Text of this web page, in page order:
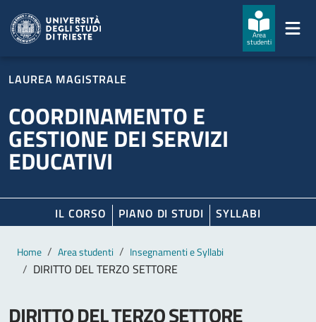
Area
studenti
LAUREA MAGISTRALE
COORDINAMENTO E
GESTIONE DEI SERVIZI
EDUCATIVI
IL CORSO PIANO DI STUDI SYLLABI
Contenuto principale
Breadcrumb
Home Area studenti Insegnamenti e Syllabi
DIRITTO DEL TERZO SETTORE
DIRITTO DEL TERZO SETTORE